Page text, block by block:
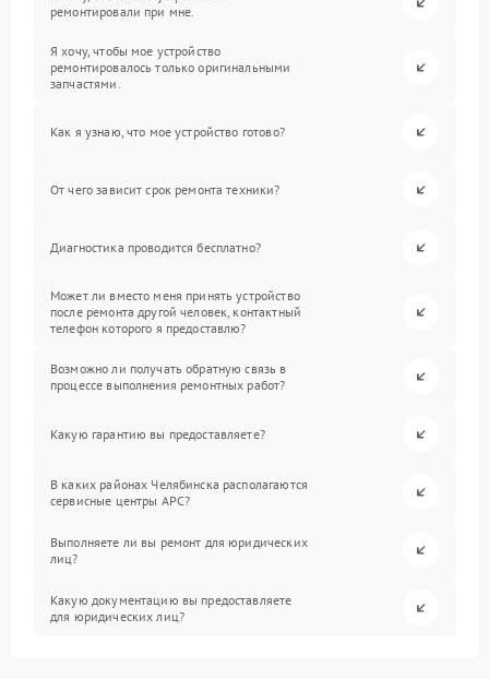
ремонтировали при мне.
Я хочу, чтобы мое устройство
ремонтировалось только оригинальными
запчастями.
Как я узнаю, что мое устройство готово?
От чего зависит срок ремонта техники?
Диагностика проводится бесплатно?
Может ли вместо меня принять устройство
после ремонта другой человек, контактный
телефон которого я предоставлю?
Возможно ли получать обратную связь в
процессе выполнения ремонтных работ?
Какую гарантию вы предоставляете?
В каких районах Челябинска располагаются
сервисные центры APC?
Выполняете ли вы ремонт для юридических
лиц?
Какую документацию вы предоставляете
для юридических лиц?